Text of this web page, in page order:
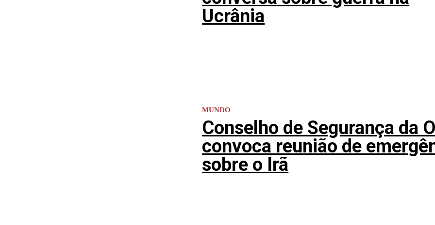
Ucrânia
MUNDO
Conselho de Segurança da
convoca reunião de
sobre o Irã